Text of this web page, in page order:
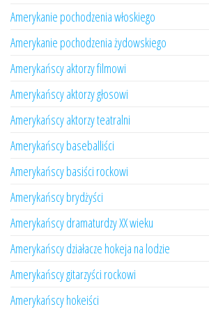
Amerykanie pochodzenia włoskiego
Amerykanie pochodzenia żydowskiego
Amerykańscy aktorzy filmowi
Amerykańscy aktorzy głosowi
Amerykańscy aktorzy teatralni
Amerykańscy baseballiści
Amerykańscy basiści rockowi
Amerykańscy brydżyści
Amerykańscy dramaturdzy XX wieku
Amerykańscy działacze hokeja na lodzie
Amerykańscy gitarzyści rockowi
Amerykańscy hokeiści